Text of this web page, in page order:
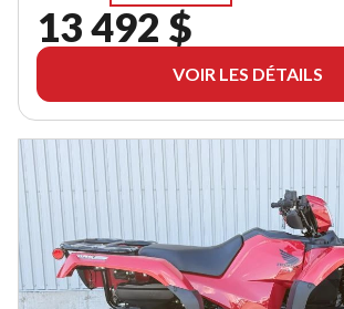
13 492 $
VOIR LES DÉTAILS